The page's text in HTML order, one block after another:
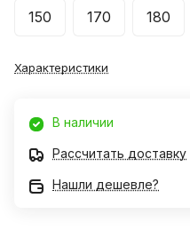
150 170 180
Характеристики
В наличии
Рассчитать доставку
Нашли дешевле?